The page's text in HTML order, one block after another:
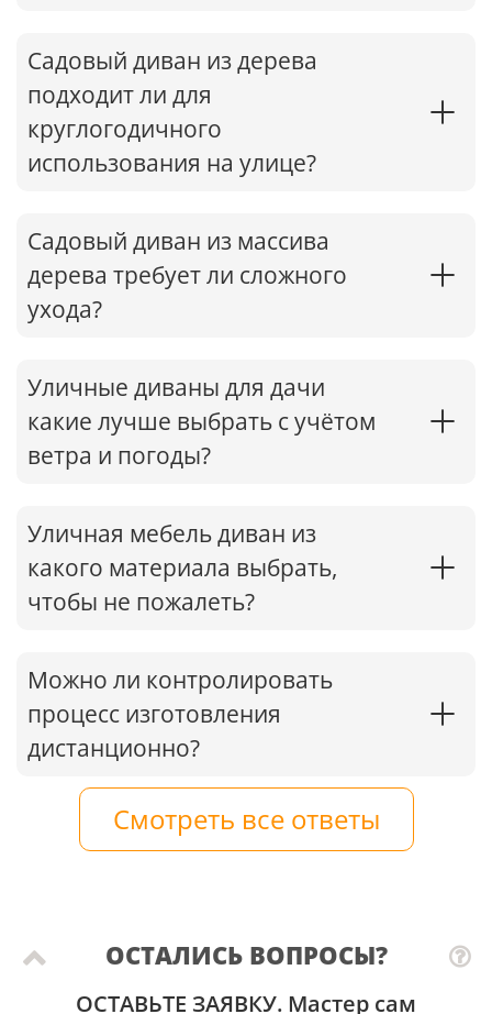
Садовый диван из дерева
подходит ли для
круглогодичного
использования на улице?
Садовый диван из массива
дерева требует ли сложного
ухода?
Уличные диваны для дачи
какие лучше выбрать с учётом
ветра и погоды?
Уличная мебель диван из
какого материала выбрать,
чтобы не пожалеть?
Можно ли контролировать
процесс изготовления
дистанционно?
Смотреть все ответы
ОСТАЛИСЬ ВОПРОСЫ?
ОСТАВЬТЕ ЗАЯВКУ. Мастер сам